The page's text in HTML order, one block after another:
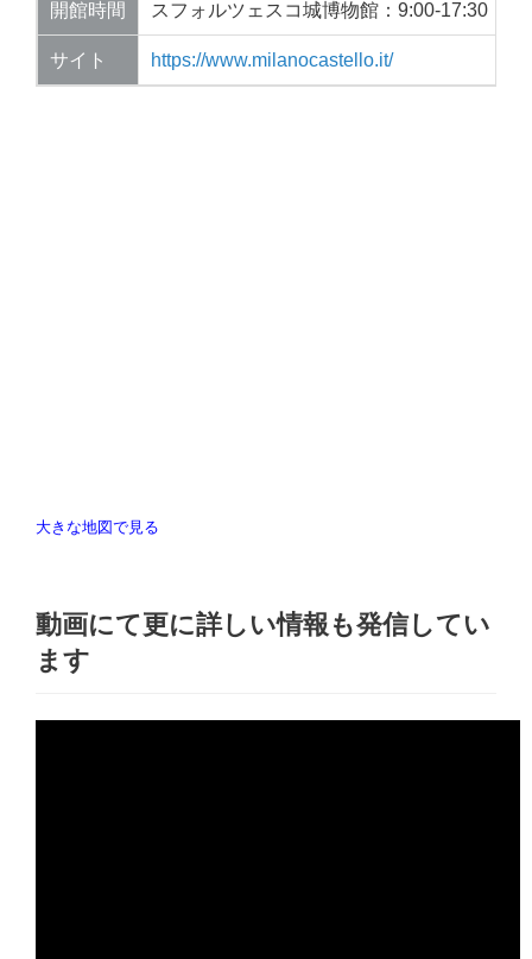
開館時間 スフォルツェスコ城博物館：9:00-17:30
サイト https://www.milanocastello.it/
大きな地図で見る
動画にて更に詳しい情報も発信してい
ます